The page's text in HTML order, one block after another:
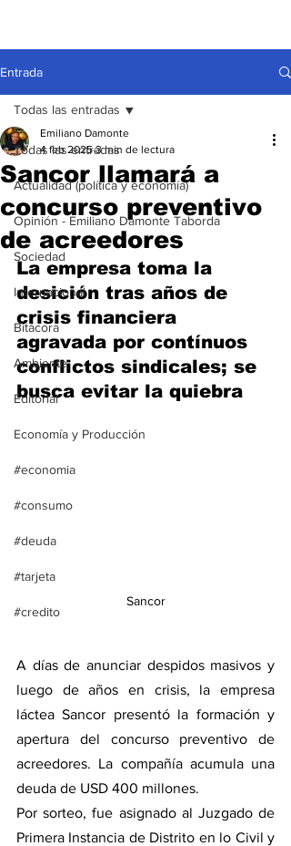
Entrada
Todas las entradas
Actualidad (política y economía)
Opinión - Emiliano Damonte Taborda
Sociedad
Internacional
Bitácora
Ambiente
Editorial
Economía y Producción
#economia
#consumo
#deuda
#tarjeta
#credito
Todas las entradas
Sancor llamará a
concurso preventivo
de acreedores
Emiliano Damonte
4 feb 2025 3 min de lectura
La empresa toma la
desición tras años de
crisis financiera
agravada por contínuos
conflictos sindicales; se
busca evitar la quiebra
Sancor
A días de anunciar despidos masivos y
luego de años en crisis, la empresa
láctea Sancor presentó la formación y
apertura del concurso preventivo de
acreedores. La compañía acumula una
deuda de USD 400 millones.
Por sorteo, fue asignado al Juzgado de
Primera Instancia de Distrito en lo Civil y